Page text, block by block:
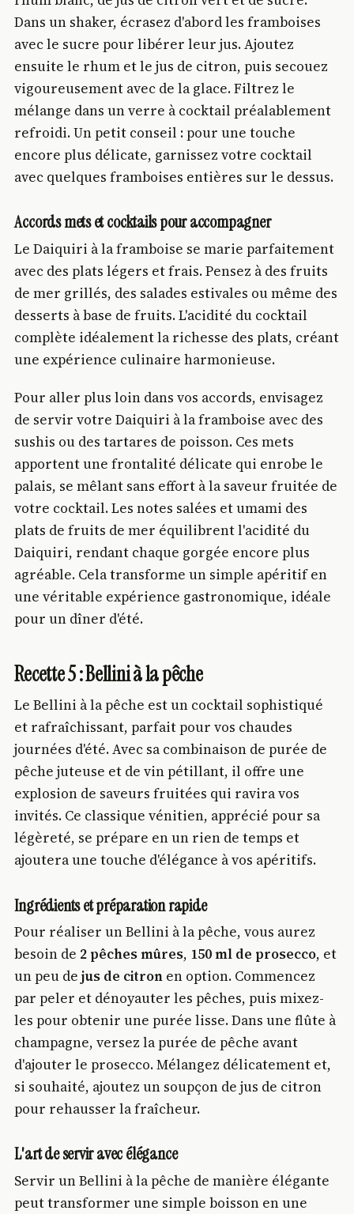
Dans un shaker, écrasez d'abord les framboises
avec le sucre pour libérer leur jus. Ajoutez
ensuite le rhum et le jus de citron, puis secouez
vigoureusement avec de la glace. Filtrez le
mélange dans un verre à cocktail préalablement
refroidi. Un petit conseil : pour une touche
encore plus délicate, garnissez votre cocktail
avec quelques framboises entières sur le dessus.
Accords mets et cocktails pour accompagner
Le Daiquiri à la framboise se marie parfaitement
avec des plats légers et frais. Pensez à des fruits
de mer grillés, des salades estivales ou même des
desserts à base de fruits. L'acidité du cocktail
complète idéalement la richesse des plats, créant
une expérience culinaire harmonieuse.
Pour aller plus loin dans vos accords, envisagez
de servir votre Daiquiri à la framboise avec des
sushis ou des tartares de poisson. Ces mets
apportent une frontalité délicate qui enrobe le
palais, se mêlant sans effort à la saveur fruitée de
votre cocktail. Les notes salées et umami des
plats de fruits de mer équilibrent l'acidité du
Daiquiri, rendant chaque gorgée encore plus
agréable. Cela transforme un simple apéritif en
une véritable expérience gastronomique, idéale
pour un dîner d'été.
Recette 5 : Bellini à la pêche
Le Bellini à la pêche est un cocktail sophistiqué
et rafraîchissant, parfait pour vos chaudes
journées d'été. Avec sa combinaison de purée de
pêche juteuse et de vin pétillant, il offre une
explosion de saveurs fruitées qui ravira vos
invités. Ce classique vénitien, apprécié pour sa
légèreté, se prépare en un rien de temps et
ajoutera une touche d'élégance à vos apéritifs.
Ingrédients et préparation rapide
Pour réaliser un Bellini à la pêche, vous aurez
besoin de 2 pêches mûres, 150 ml de prosecco, et
un peu dejus de citron en option. Commencez
par peler et dénoyauter les pêches, puis mixez-
les pour obtenir une purée lisse. Dans une flûte à
champagne, versez la purée de pêche avant
d'ajouter le prosecco. Mélangez délicatement et,
si souhaité, ajoutez un soupçon de jus de citron
pour rehausser la fraîcheur.
L'art de servir avec élégance
Servir un Bellini à la pêche de manière élégante
peut transformer une simple boisson en une